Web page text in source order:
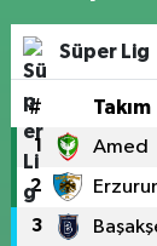
Süper Lig
# Takım
1 Amed
2
3